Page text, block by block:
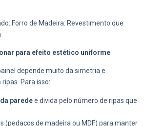
Forro de Madeira: Revestimento que
para efeito estético uniforme
depende muito da simetria e
Para isso:
paredee divida pelo número de ripas que
(pedaços de madeira ou MDF) para manter